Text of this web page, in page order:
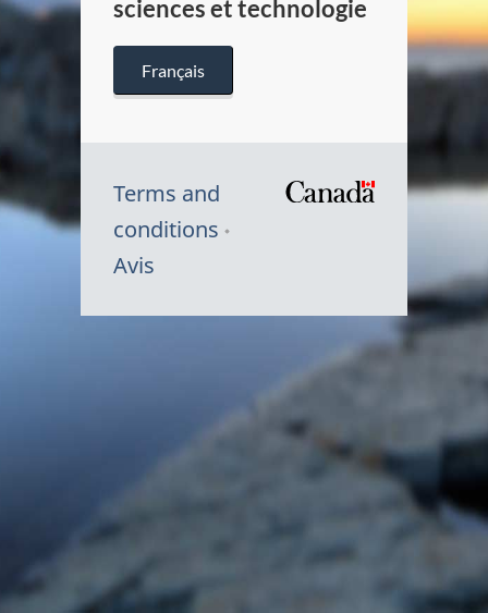
sciences et technologie
Français
Terms and
conditions
Avis
du